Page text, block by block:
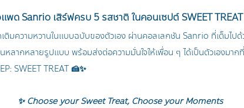
แพด Sanrio เสิร์ฟครบ 5 รสชาติ ในคอนเซปต์ SWEET TREAT
ติมความหวานในแบบฉบับของตัวเอง ผ่านคอลเลกชัน Sanrio ที่เต็มไป
ลากหลายรูปแบบ พร้อมส่งต่อความมั่นใจให้เพื่อน ๆ ได้เป็นตัวเองมาก
SWEET TREAT 🍰✨
✨ Choose your Sweet Treat, Choose your Moments